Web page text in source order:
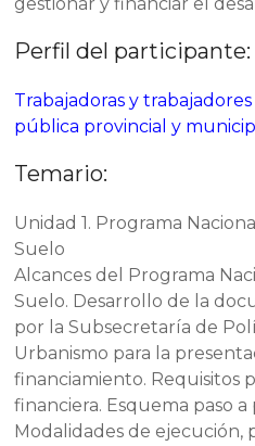
gestionar y financiar el
Perfil del participante:
Trabajadoras y
pública provincial y
Temario:
Unidad 1. Programa
Suelo
Alcances del Programa
Suelo. Desarrollo de la
por la Subsecretaría de
Urbanismo para la
financiamiento. Requisitos
financiera. Esquema paso a
Modalidades de ejecución,